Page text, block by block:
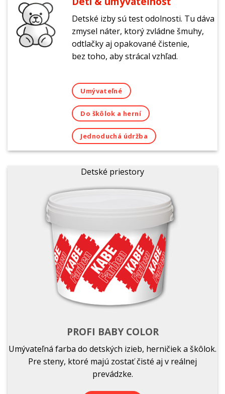
Detské izby sú test odolnosti. Tu dáva
zmysel náter, ktorý zvládne šmuhy,
odtlačky aj opakované čistenie,
bez toho, aby strácal vzhľad.
Umývateľné
Do škôlok a herní
Jednoduchá údržba
Detské priestory
PROFI BABY COLOR
Umývateľná farba do detských izieb, herničiek a škôlok.
Pre steny, ktoré majú zostať čisté aj v reálnej
prevádzke.